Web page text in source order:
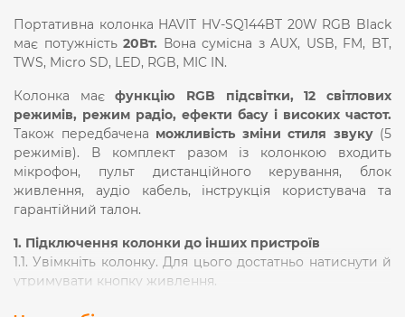
Портативна колонка HAVIT HV-SQ144BT 20W RGB Black
має потужність20Вт. Вона сумісна з AUX, USB, FM, BT,
TWS, Micro SD, LED, RGB, MIC IN.
Колонка маєфункцію RGB підсвітки, 12 світлових
режимів, режим радіо, ефекти басу і високих частот.
Також передбачена можливість зміни стиля звуку(5
режимів). В комплект разом із колонкою входить
мікрофон, пульт дистанційного керування, блок
живлення, аудіо кабель, інструкція користувача та
гарантійний талон.
1. Підключення колонки до інших пристроїв
1.1. Увімкніть колонку. Для цього достатньо натиснути й
утримувати кнопку живлення.